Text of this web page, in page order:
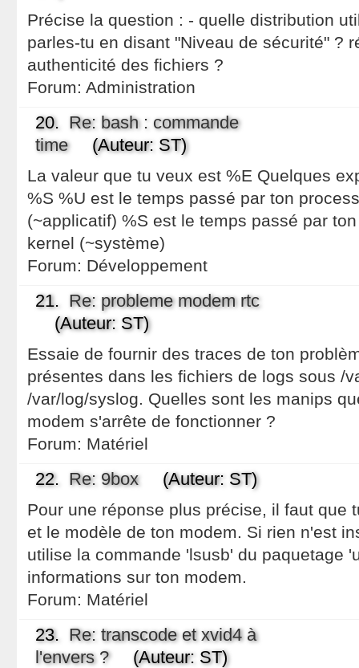
Précise la question : - quelle distribution
parles-tu en disant "Niveau de sécurité" ?
authenticité des fichiers ?
Forum: Administration
20. Re: bash : commande
time(Auteur: ST)
La valeur que tu veux est %E Quelques
%S %U est le temps passé par ton
(~applicatif) %S est le temps passé par
kernel (~système)
Forum: Développement
21. Re: probleme modem rtc
(Auteur: ST)
Essaie de fournir des traces de ton
présentes dans les fichiers de logs sous /
/var/log/syslog. Quelles sont les manips
modem s'arrête de fonctionner ?
Forum: Matériel
22. Re: 9box(Auteur: ST)
Pour une réponse plus précise, il faut que
et le modèle de ton modem. Si rien n'est
utilise la commande 'lsusb' du paquetage
informations sur ton modem.
Forum: Matériel
23. Re: transcode et xvid4 à
l'envers ?(Auteur: ST)